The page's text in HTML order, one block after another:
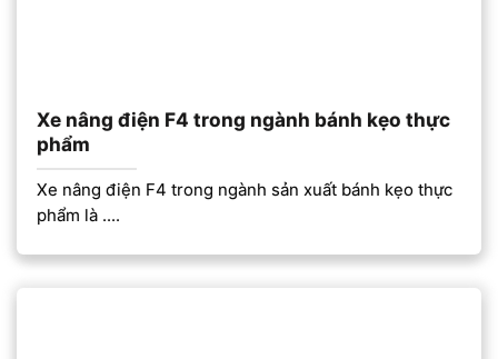
Xe nâng điện F4 trong ngành bánh kẹo thực
phẩm
Xe nâng điện F4 trong ngành sản xuất bánh kẹo thực
phẩm là ....